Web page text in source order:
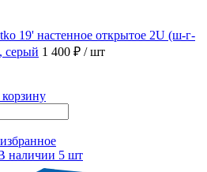
19' настенное открытое 2U (ш-г-
серый 1 400 ₽ / шт
наличии 5 шт